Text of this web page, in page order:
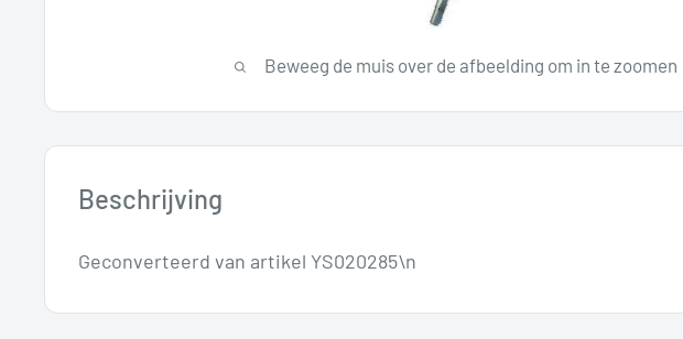
Beweeg de muis over de afbeelding om in te zoomen
Beschrijving
Geconverteerd van artikel YS020285\n